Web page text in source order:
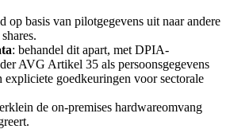
op basis van pilotgegevens uit naar andere
: behandel dit apart, met DPIA-
AVG Artikel 35 als persoonsgegevens
expliciete goedkeuringen voor sectorale
de on-premises hardwareomvang